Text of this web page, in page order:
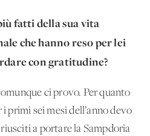
fatti della sua vita
che hanno reso per lei
con gratitudine?
ci provo. Per quanto
primi sei mesi dell’anno devo
a portare la Sampdoria